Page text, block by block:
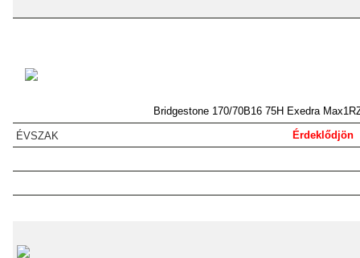
Bridgestone 170/70B16 75H Exedra
Érdeklődjön